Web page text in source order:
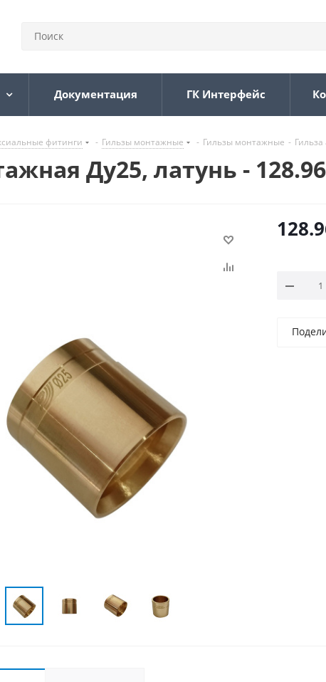
Документация ГК Интерфейс
фитинги - Гильзы монтажные - Гильзы монтажные -
Ду25, латунь -